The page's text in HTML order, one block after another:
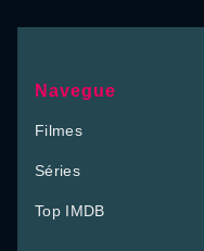
Navegue
Filmes
Séries
Top IMDB